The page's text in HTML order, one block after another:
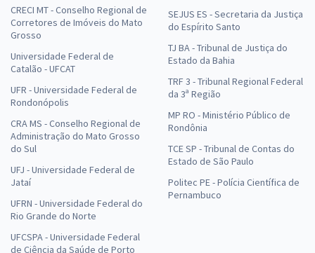
CRECI MT - Conselho Regional de
Corretores de Imóveis do Mato
Grosso
Universidade Federal de
Catalão - UFCAT
UFR - Universidade Federal de
Rondonópolis
CRA MS - Conselho Regional de
Administração do Mato Grosso
do Sul
UFJ - Universidade Federal de
Jataí
UFRN - Universidade Federal do
Rio Grande do Norte
UFCSPA - Universidade Federal
de Ciência da Saúde de Porto
SEJUS ES - Secretaria da Justiça
do Espírito Santo
TJ BA - Tribunal de Justiça do
Estado da Bahia
TRF 3 - Tribunal Regional Federal
da 3ª Região
MP RO - Ministério Público de
Rondônia
TCE SP - Tribunal de Contas do
Estado de São Paulo
Politec PE - Polícia Científica de
Pernambuco